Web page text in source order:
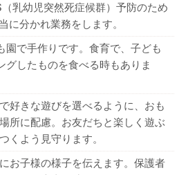
乳幼児突然死症候群）予防のため
に分かれ業務をします。
園で手作りです。食育で、子ども
グしたものを食べる時もありま
好きな遊びを選べるように、おも
所に配慮。お友だちと楽しく遊ぶ
くよう見守ります。
お子様の様子を伝えます。保護者